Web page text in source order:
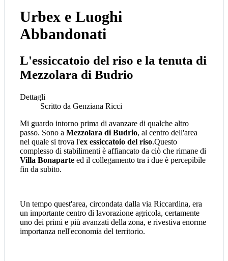
Urbex e Luoghi
Abbandonati
L'essiccatoio del riso e la tenuta di
Mezzolara di Budrio
Dettagli
Scritto da Genziana Ricci
Mi guardo intorno prima di avanzare di qualche altro
passo. Sono a Mezzolara di Budrio, al centro dell'area
nel quale si trova l'ex essiccatoio del riso.Questo
complesso di stabilimenti è affiancato da ciò che rimane di
Villa Bonaparte ed il collegamento tra i due è percepibile
fin da subito.
Un tempo quest'area, circondata dalla via Riccardina, era
un importante centro di lavorazione agricola, certamente
uno dei primi e più avanzati della zona, e rivestiva enorme
importanza nell'economia del territorio.